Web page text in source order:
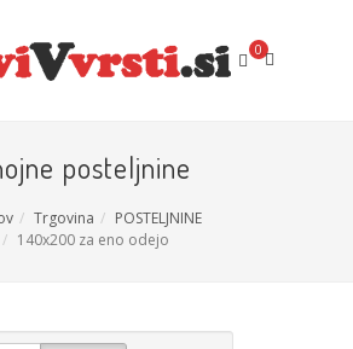
0
posteljnine
Trgovina
POSTELJNINE
140x200 za eno odejo